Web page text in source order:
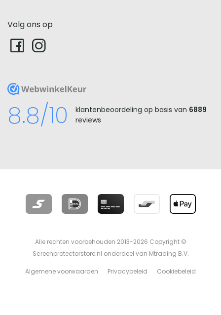
Volg ons op
WebwinkelKeur
8.8/10 klantenbeoordeling op basis van 6889
reviews
Alle rechten voorbehouden 2013-2026 Copyright ©
Screenprotectorstore.nl onderdeel van Mtrading B.V.
Algemene voorwaarden Privacybeleid Cookiebeleid